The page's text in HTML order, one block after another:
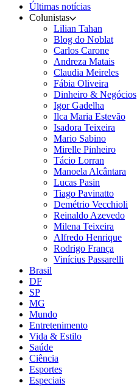
Últimas notícias
Colunistas
Lilian Tahan
Blog do Noblat
Carlos Carone
Andreza Matais
Claudia Meireles
Fábia Oliveira
Dinheiro & Negócios
Igor Gadelha
Ilca Maria Estevão
Isadora Teixeira
Mario Sabino
Mirelle Pinheiro
Tácio Lorran
Manoela Alcântara
Lucas Pasin
Tiago Pavinatto
Demétrio Vecchioli
Reinaldo Azevedo
Milena Teixeira
Alfredo Henrique
Rodrigo França
Vinícius Passarelli
Brasil
DF
SP
MG
Mundo
Entretenimento
Vida & Estilo
Saúde
Ciência
Esportes
Especiais